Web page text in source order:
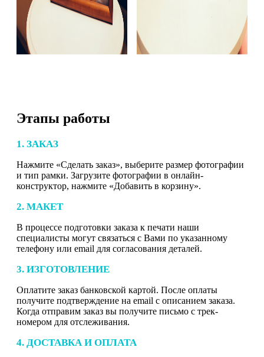
Этапы работы
1. ЗАКАЗ
Нажмите «Сделать заказ», выберите размер фотографии
и тип рамки. Загрузите фотографии в онлайн-
конструктор, нажмите «Добавить в корзину».
2. МАКЕТ
В процессе подготовки заказа к печати наши
специалисты могут связаться с Вами по указанному
телефону или email для согласования деталей.
3. ИЗГОТОВЛЕНИЕ
Оплатите заказ банковской картой. После оплаты
получите подтверждение на email с описанием заказа.
Когда отправим заказ вы получите письмо с трек-
номером для отслеживания.
4. ДОСТАВКА И ОПЛАТА